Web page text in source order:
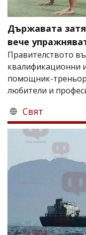
Държавата
вече
Правителството
квалификационни
помощник-
любители и
Свят